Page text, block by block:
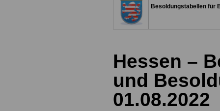
Besoldungstabellen für
Hessen –
und
01.08.2022